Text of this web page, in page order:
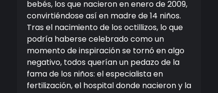
bebés, los que nacieron en enero de 2009,
convirtiéndose así en madre de 14 niños.
Tras el nacimiento de los octillizos, lo que
podría haberse celebrado como un
momento de inspiración se tornó en algo
negativo, todos querían un pedazo de la
fama de los niños: el especialista en
fertilización, el hospital donde nacieron y la